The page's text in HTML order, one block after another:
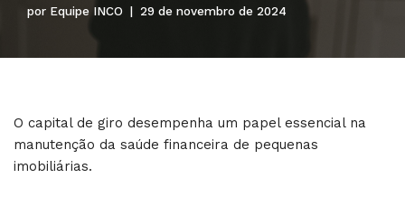
por Equipe INCO 29 de novembro de 2024
O capital de giro desempenha um papel essencial na
manutenção da saúde financeira de pequenas
imobiliárias.